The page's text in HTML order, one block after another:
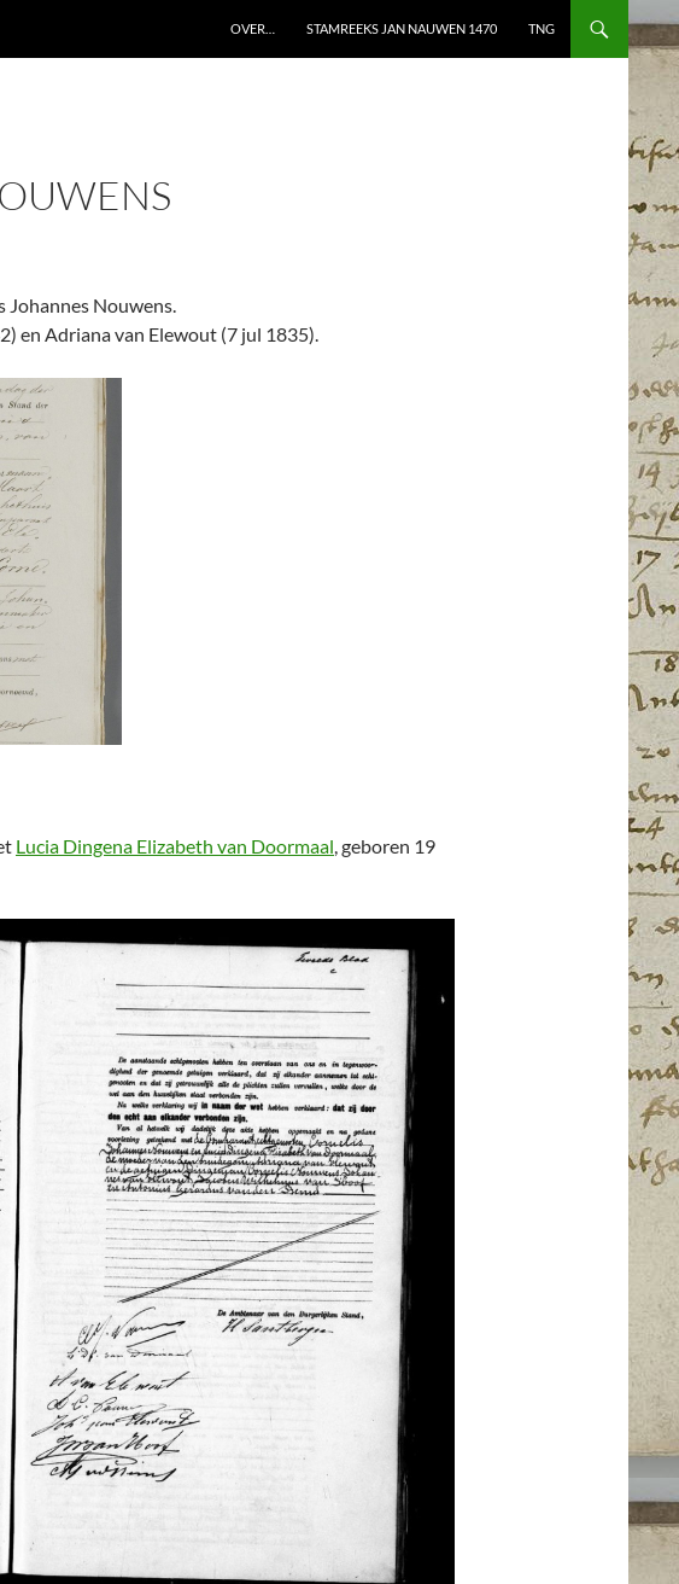
OVER… STAMREEKS JAN NAUWEN 1470 TNG
Johannes Nouwens.
en Adriana van Elewout (7 jul 1835).
Lucia Dingena Elizabeth van Doormaal , geboren 19